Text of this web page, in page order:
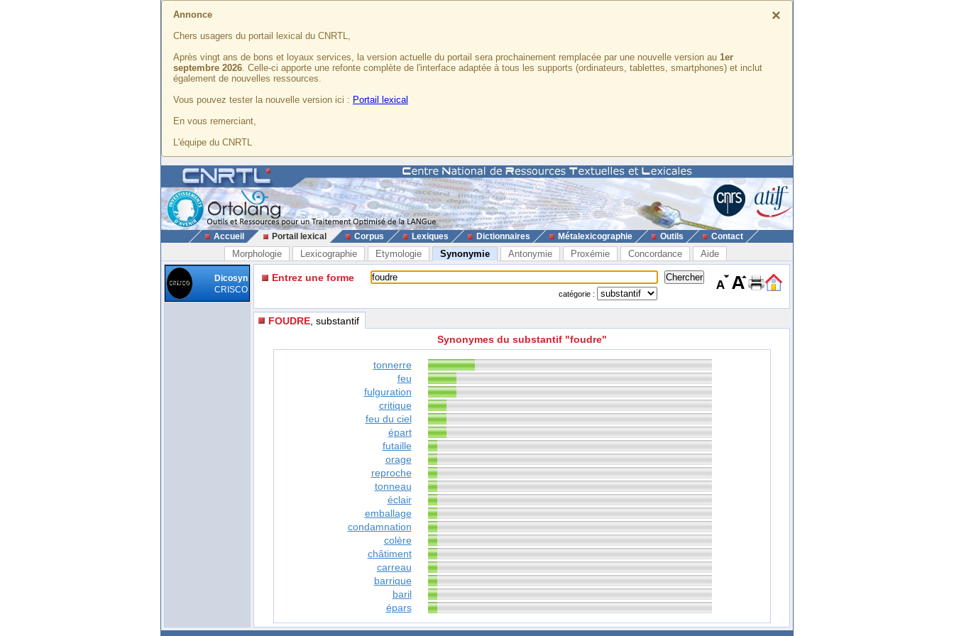
×
Annonce
Chers usagers du portail lexical du CNRTL,
Après vingt ans de bons et loyaux services, la version actuelle du portail sera prochainement remplacée par une nouvelle version au 1er
septembre 2026. Celle-ci apporte une refonte complète de l'interface adaptée à tous les supports (ordinateurs, tablettes, smartphones) et inclut
également de nouvelles ressources.
Vous pouvez tester la nouvelle version ici : Portail lexical
En vous remerciant,
L'équipe du CNRTL
Accueil Portail lexical Corpus Lexiques Dictionnaires Métalexicographie Outils Contact
Morphologie Lexicographie Etymologie Synonymie Antonymie Proxémie Concordance Aide
Dicosyn
CRISCO
Entrez une forme
catégorie :
FOUDRE , substantif
Synonymes du substantif "foudre"
tonnerre
feu
fulguration
critique
feu du ciel
épart
futaille
orage
reproche
tonneau
éclair
emballage
condamnation
colère
châtiment
carreau
barrique
baril
épars